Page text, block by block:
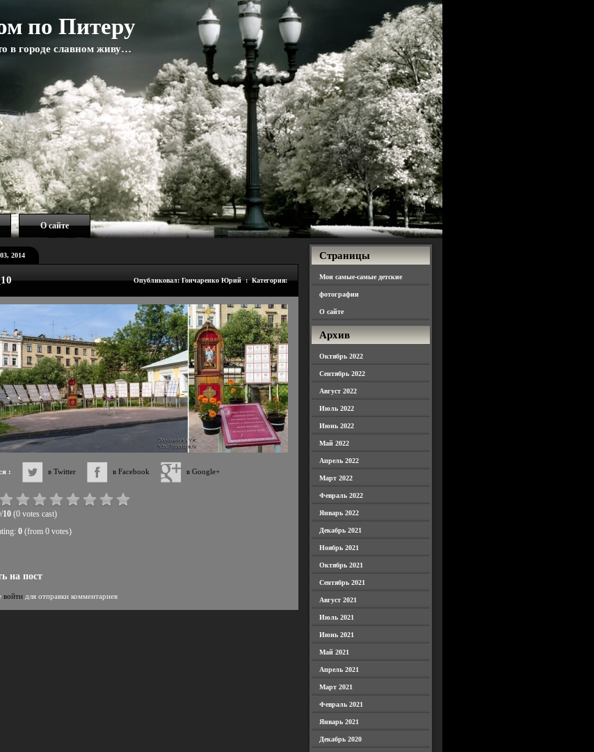
по Питеру
в городе славном живу…
О сайте
2014
Опубликовал: Гончаренко Юрий : Категория:
: в Twitter в Facebook в Google+
10(0 votes cast)
0(from 0 votes)
на пост
войтидля отправки комментариев
Страницы
Мои самые-самые детские
фотографии
О сайте
Архив
Октябрь 2022
Сентябрь 2022
Август 2022
Июль 2022
Июнь 2022
Май 2022
Апрель 2022
Март 2022
Февраль 2022
Январь 2022
Декабрь 2021
Ноябрь 2021
Октябрь 2021
Сентябрь 2021
Август 2021
Июль 2021
Июнь 2021
Май 2021
Апрель 2021
Март 2021
Февраль 2021
Январь 2021
Декабрь 2020